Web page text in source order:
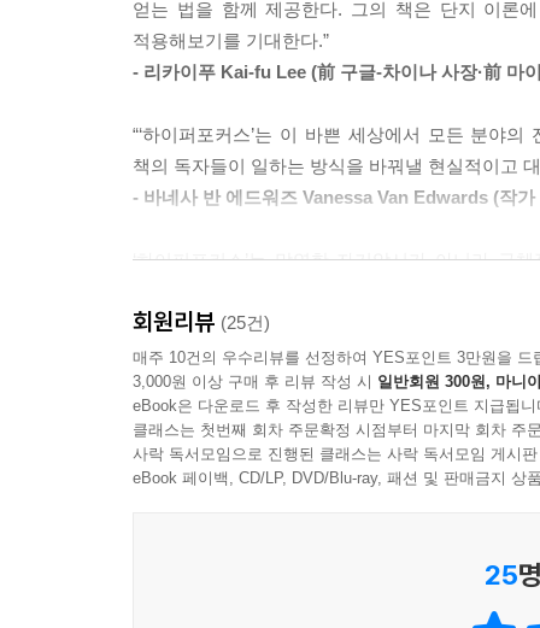
집중은 막연한 자기암시가 아니라 구체적 전략
똑부러지게 적용하고, 유연하게 적응하라 !
벗어나 완전히 집중한 상태이자 생산적인 상태
뻔한 다짐이나 자기암시와는 거리가 먼 실용적
독자들에게 제공한다. 또한 친근하고 유머러스한
왜 우리는 더 일하고도 덜 성취할까? 퇴근 시간
가지로 분석한다. 의도가 부족한 채로 일했기 때
것은 집중을 방해하고, 나아가 그 업무 자체와
마감이라는 시간 제한을 강조한다. 결국 이 3가지
업무에 능숙한 뇌, 24시간 집중하는 뇌란 없다
이 책은최신 뇌과학 사례를 통해 우리 뇌가 고도
자극적인 것, 덜 피곤한 것이다. 동료와의 즐
얻는 법을 함께 제공한다. 그의 책은 단지 이론
적용해보기를 기대한다.”
- 리카이푸 Kai-fu Lee (前 구글-차이나 사장·前 마
“‘하이퍼포커스’는 이 바쁜 세상에서 모든 분야
책의 독자들이 일하는 방식을 바꿔낼 현실적이고
- 바네사 반 에드워즈 Vanessa Van Edwards (작
‘하이퍼포커스’는 막연한 자기암시가 아니라
이들은 이 책에 주목하길 바란다.
한영섭 (인간개발연구원 원장)
회원리뷰 (25건)
매주 10건의 우수리뷰를 선정하여 YES포인트 3만원을 드
3,000원 이상 구매 후 리뷰 작성 시 일반회원 300원, 마니
eBook은 다운로드 후 작성한 리뷰만 YES포인트 지급됩니
클래스는 첫번째 회차 주문확정 시점부터 마지막 회차 주
사락 독서모임으로 진행된 클래스는 사락 독서모임 게시
eBook 페이백, CD/LP, DVD/Blu-ray, 패션 및 판매금지 상
25